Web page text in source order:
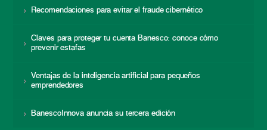
Recomendaciones para evitar el fraude cibernético
Claves para proteger tu cuenta Banesco: conoce cómo
prevenir estafas
Ventajas de la inteligencia artificial para pequeños
emprendedores
BanescoInnova anuncia su tercera edición